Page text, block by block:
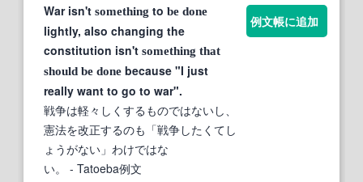
War isn't something to be done
lightly, also changing the
constitution isn't something that
should be done because "I just
really want to go to war".
戦争は軽々しくするものではないし、
憲法を改正するのも「戦争したくてし
ょうがない」わけではな
い。
- Tatoeba例文
例文帳に追加